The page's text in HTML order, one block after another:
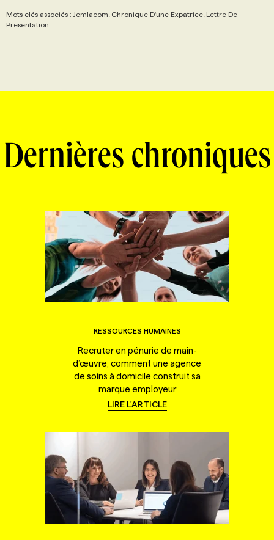
Mots clés associés : Jemlacom, Chronique D'une Expatriee, Lettre De
Presentation
Dernières chroniques
RESSOURCES HUMAINES
Recruter en pénurie de main-
d’œuvre, comment une agence
de soins à domicile construit sa
marque employeur
LIRE L'ARTICLE